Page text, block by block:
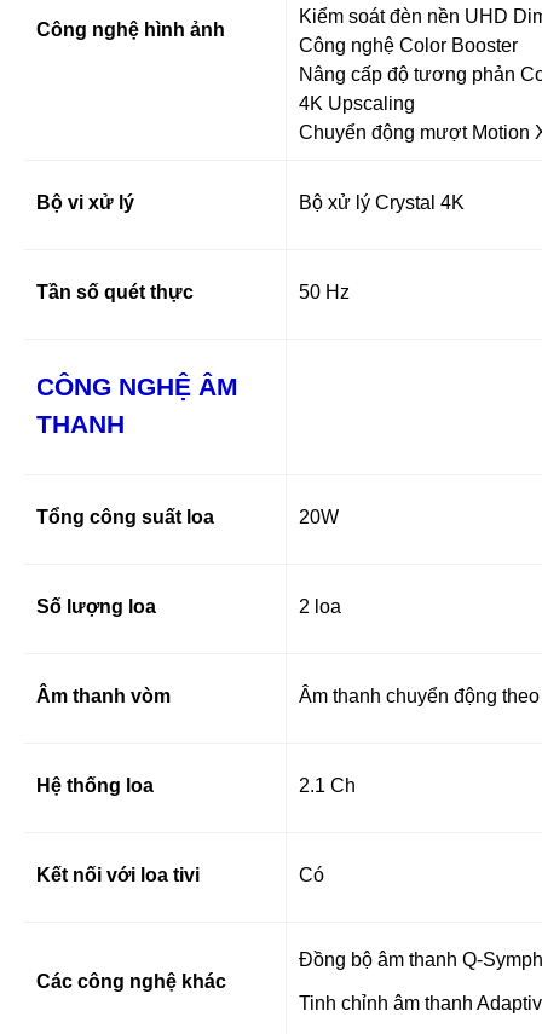
Công nghệ hình ảnh
Kiểm soát đèn nền UHD
Công nghệ Color Booster
Nâng cấp độ tương phản
4K Upscaling
Chuyển động mượt Motion
Bộ vi xử lý Bộ xử lý Crystal 4K
Tần số quét thực 50 Hz
CÔNG NGHỆ ÂM
THANH
Tổng công suất loa 20W
Số lượng loa 2 loa
Âm thanh vòm Âm thanh chuyển động
Hệ thống loa 2.1 Ch
Kết nối với loa tivi Có
Các công nghệ khác
Đồng bộ âm thanh Q-
Tinh chỉnh âm thanh